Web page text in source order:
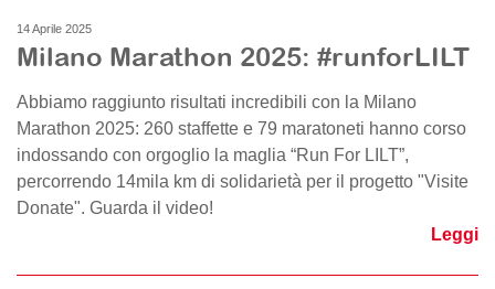
14 Aprile 2025
Milano Marathon 2025: #runforLILT
Abbiamo raggiunto risultati incredibili con la Milano
Marathon 2025: 260 staffette e 79 maratoneti hanno corso
indossando con orgoglio la maglia “Run For LILT”,
percorrendo 14mila km di solidarietà per il progetto "Visite
Donate". Guarda il video!
Leggi